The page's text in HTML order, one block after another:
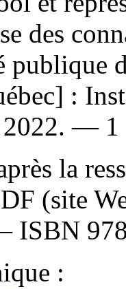
des
publique
:
— 1
la
(site
ISBN
: